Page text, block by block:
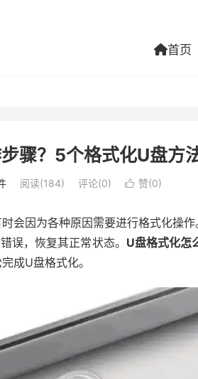
首页
骤？5个格式化U盘方
阅读(184) 评论(0)  赞(0)
会因为各种原因需要进行格式化操
误，恢复其正常状态。 U盘格式化怎
成U盘格式化。